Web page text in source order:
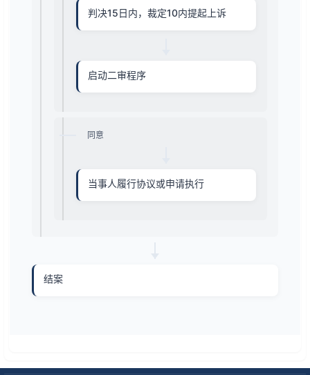
判决15日内，裁定10内提起上诉
启动二审程序
同意
当事人履行协议或申请执行
结案